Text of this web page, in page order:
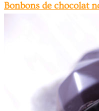
Bonbons de chocolat